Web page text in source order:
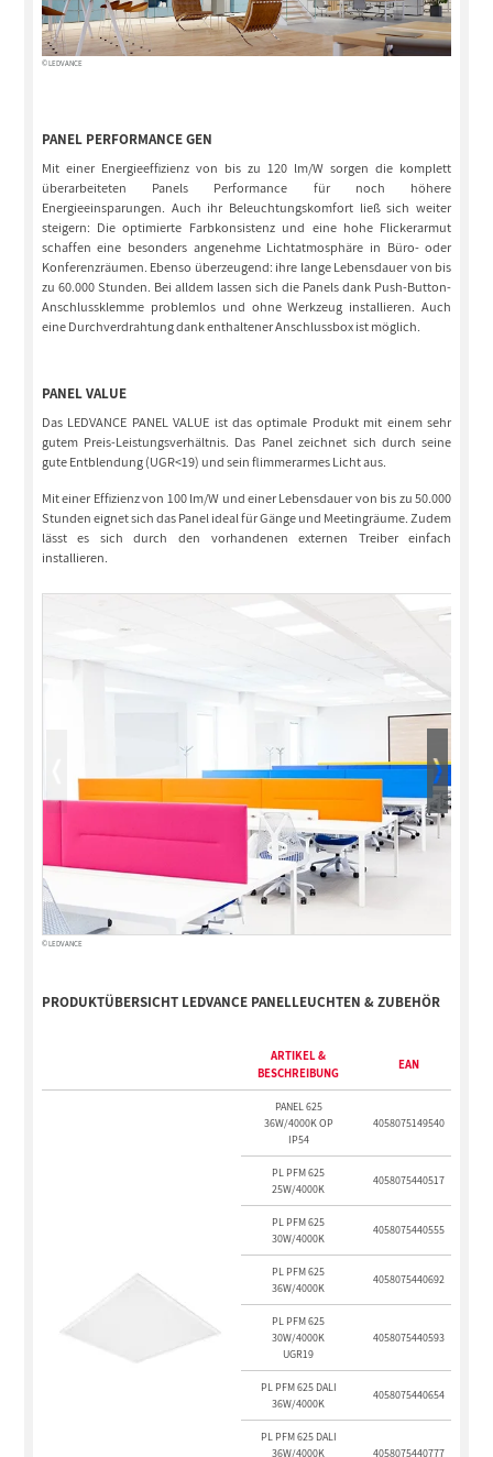
© LEDVANCE
PANEL PERFORMANCE GEN
Mit einer Energieeffizienz von bis zu 120 lm/W sorgen die komplett
überarbeiteten Panels Performance für noch höhere
Energieeinsparungen. Auch ihr Beleuchtungskomfort ließ sich weiter
steigern: Die optimierte Farbkonsistenz und eine hohe Flickerarmut
schaffen eine besonders angenehme Lichtatmosphäre in Büro- oder
Konferenzräumen. Ebenso überzeugend: ihre lange Lebensdauer von bis
zu 60.000 Stunden. Bei alldem lassen sich die Panels dank Push-Button-
Anschlussklemme problemlos und ohne Werkzeug installieren. Auch
eine Durchverdrahtung dank enthaltener Anschlussbox ist möglich.
PANEL VALUE
Das LEDVANCE PANEL VALUE ist das optimale Produkt mit einem sehr
gutem Preis-Leistungsverhältnis. Das Panel zeichnet sich durch seine
gute Entblendung (UGR<19) und sein flimmerarmes Licht aus.
Mit einer Effizienz von 100 lm/W und einer Lebensdauer von bis zu 50.000
Stunden eignet sich das Panel ideal für Gänge und Meetingräume. Zudem
lässt es sich durch den vorhandenen externen Treiber einfach
installieren.
© LEDVANCE
PRODUKTÜBERSICHT LEDVANCE PANELLEUCHTEN & ZUBEHÖR
ARTIKEL &
BESCHREIBUNG
EAN
PANEL 625
36W/4000K OP
IP54
4058075149540
PL PFM 625
25W/4000K
4058075440517
PL PFM 625
30W/4000K
4058075440555
PL PFM 625
36W/4000K
4058075440692
PL PFM 625
30W/4000K
UGR19
4058075440593
PL PFM 625 DALI
36W/4000K
4058075440654
PL PFM 625 DALI
36W/4000K
4058075440777